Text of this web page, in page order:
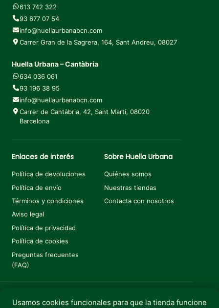
613 742 322
93 677 07 54
info@huellaurbanabcn.com
Carrer Gran de la Sagrera, 164, Sant Andreu, 08027
Huella Urbana – Cantàbria
634 036 061
93 196 38 95
info@huellaurbanabcn.com
Carrer de Cantàbria, 42, Sant Martí, 08020
Barcelona
Enlaces de interés
Política de devoluciones
Política de envío
Términos y condiciones
Aviso legal
Política de privacidad
Política de cookies
Preguntas frecuentes
(FAQ)
Sobre Huella Urbana
Quiénes somos
Nuestras tiendas
Contacta con nosotros
Usamos cookies funcionales para que la tienda funcione